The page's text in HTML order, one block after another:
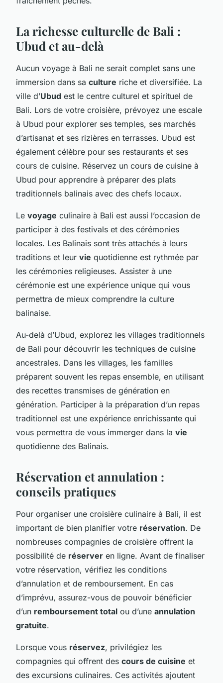
La richesse culturelle de Bali :
Ubud et au-delà
Aucun voyage à Bali ne serait complet sans une
immersion dans sa culture riche et diversifiée. La
ville d’Ubud est le centre culturel et spirituel de
Bali. Lors de votre croisière, prévoyez une escale
à Ubud pour explorer ses temples, ses marchés
d’artisanat et ses rizières en terrasses. Ubud est
également célèbre pour ses restaurants et ses
cours de cuisine. Réservez un cours de cuisine à
Ubud pour apprendre à préparer des plats
traditionnels balinais avec des chefs locaux.
Le voyage culinaire à Bali est aussi l’occasion de
participer à des festivals et des cérémonies
locales. Les Balinais sont très attachés à leurs
traditions et leur vie quotidienne est rythmée par
les cérémonies religieuses. Assister à une
cérémonie est une expérience unique qui vous
permettra de mieux comprendre la culture
balinaise.
Au-delà d’Ubud, explorez les villages traditionnels
de Bali pour découvrir les techniques de cuisine
ancestrales. Dans les villages, les familles
préparent souvent les repas ensemble, en utilisant
des recettes transmises de génération en
génération. Participer à la préparation d’un repas
traditionnel est une expérience enrichissante qui
vous permettra de vous immerger dans la vie
quotidienne des Balinais.
Réservation et annulation :
conseils pratiques
Pour organiser une croisière culinaire à Bali, il est
important de bien planifier votre réservation. De
nombreuses compagnies de croisière offrent la
possibilité de réserver en ligne. Avant de finaliser
votre réservation, vérifiez les conditions
d’annulation et de remboursement. En cas
d’imprévu, assurez-vous de pouvoir bénéficier
d’un remboursement total ou d’une annulation
gratuite.
Lorsque vous réservez, privilégiez les
compagnies qui offrent des cours de cuisine et
des excursions culinaires. Ces activités ajoutent